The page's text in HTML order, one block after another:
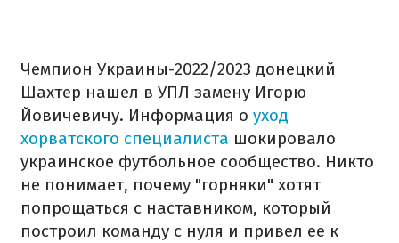
Чемпион Украины-2022/2023 донецкий
Шахтер нашел в УПЛ замену Игорю
Йовичевичу. Информация о уход
хорватского специалиста шокировало
украинское футбольное сообщество. Никто
не понимает, почему "горняки" хотят
попрощаться с наставником, который
построил команду с нуля и привел ее к